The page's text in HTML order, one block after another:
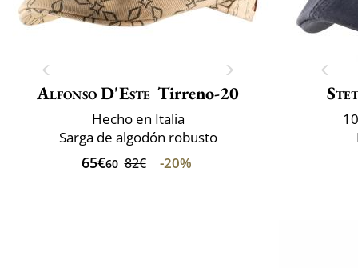
Alfonso D'Este Tirreno-20
Hecho en Italia
Sarga de algodón robusto
65€60 82€ -20%